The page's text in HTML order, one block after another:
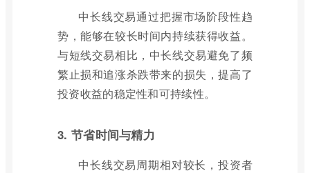
中长线交易通过把握市场阶段性趋
势，能够在较长时间内持续获得收益。
与短线交易相比，中长线交易避免了频
繁止损和追涨杀跌带来的损失，提高了
投资收益的稳定性和可持续性。
3. 节省时间与精力
中长线交易周期相对较长，投资者